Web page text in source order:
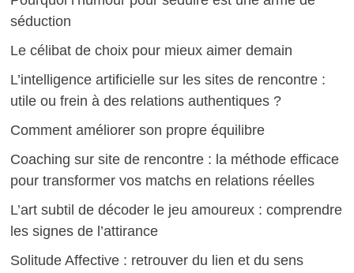
séduction
Le célibat de choix pour mieux aimer demain
L’intelligence artificielle sur les sites de rencontre :
utile ou frein à des relations authentiques ?
Comment améliorer son propre équilibre
Coaching sur site de rencontre : la méthode efficace
pour transformer vos matchs en relations réelles
L’art subtil de décoder le jeu amoureux : comprendre
les signes de l’attirance
Solitude Affective : retrouver du lien et du sens